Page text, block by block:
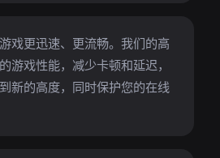
戏更迅速、更流畅。我们的高
游戏性能，减少卡顿和延迟，
新的高度，同时保护您的在线